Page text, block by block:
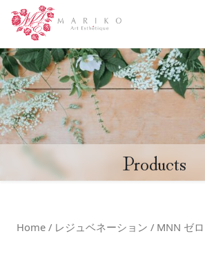
Products
Home / レジュベネーション / MNN ゼ